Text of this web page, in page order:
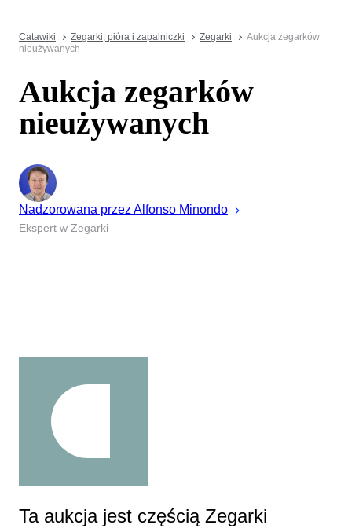
Catawiki Zegarki, pióra i zapalniczki Zegarki
Aukcja zegarków
nieużywanych
Aukcja zegarków
nieużywanych
Nadzorowana przez Alfonso Minondo
Ekspert w Zegarki
Ta aukcja jest częścią Zegarki